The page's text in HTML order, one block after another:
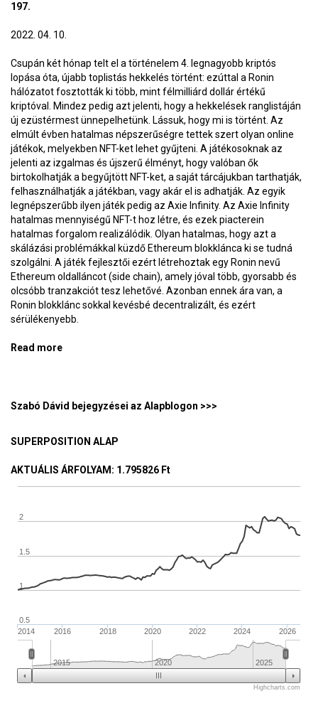
197.
2022. 04. 10.
Csupán két hónap telt el a történelem 4. legnagyobb kriptós
lopása óta, újabb toplistás hekkelés történt: ezúttal a Ronin
hálózatot fosztották ki több, mint félmilliárd dollár értékű
kriptóval. Mindez pedig azt jelenti, hogy a hekkelések ranglistáján
új ezüstérmest ünnepelhetünk. Lássuk, hogy mi is történt. Az
elmúlt évben hatalmas népszerűségre tettek szert olyan online
játékok, melyekben NFT-ket lehet gyűjteni. A játékosoknak az
jelenti az izgalmas és újszerű élményt, hogy valóban ők
birtokolhatják a begyűjtött NFT-ket, a saját tárcájukban tarthatják,
felhasználhatják a játékban, vagy akár el is adhatják. Az egyik
legnépszerűbb ilyen játék pedig az Axie Infinity. Az Axie Infinity
hatalmas mennyiségű NFT-t hoz létre, és ezek piacterein
hatalmas forgalom realizálódik. Olyan hatalmas, hogy azt a
skálázási problémákkal küzdő Ethereum blokklánca ki se tudná
szolgálni. A játék fejlesztői ezért létrehoztak egy Ronin nevű
Ethereum oldalláncot (side chain), amely jóval több, gyorsabb és
olcsóbb tranzakciót tesz lehetővé. Azonban ennek ára van, a
Ronin blokklánc sokkal kevésbé decentralizált, és ezért
sérülékenyebb.
Read more
Szabó Dávid bejegyzései az Alapblogon >>>
SUPERPOSITION ALAP
AKTUÁLIS ÁRFOLYAM : 1.795826 Ft
2016 2018 2020 2022 2024 2026
2014
2015 2020 2025
1
1.5
2
0.5
Highcharts.com